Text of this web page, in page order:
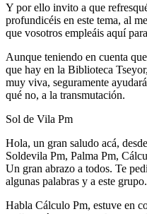
Y por ello invito a que
profundicéis en este tema, al
que vosotros empleáis aquí
Aunque teniendo en cuenta
que hay en la Biblioteca
muy viva, seguramente
qué no, a la transmutación.
Sol de Vila Pm
Hola, un gran saludo acá,
Soldevila Pm, Palma Pm,
Un gran abrazo a todos. Te
algunas palabras y a este grupo.
Habla Cálculo Pm, estuve en